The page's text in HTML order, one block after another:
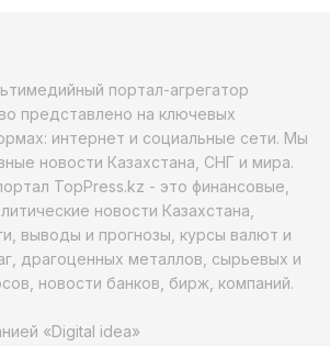
портал-агрегатор
представлено на ключевых
интернет и социальные сети. Мы
новости Казахстана, СНГ и мира.
TopPress.kz - это финансовые,
новости Казахстана,
выводы и прогнозы, курсы валют и
драгоценных металлов, сырьевых и
новости банков, бирж, компаний.
«Digital idea»